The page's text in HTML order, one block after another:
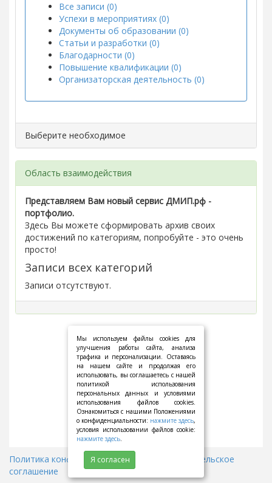
Все записи (0)
Успехи в мероприятиях (0)
Документы об образовании (0)
Статьи и разработки (0)
Благодарности (0)
Повышение квалификации (0)
Организаторская деятельность (0)
Выберите необходимое
Область взаимодействия
Представляем Вам новый сервис ДМИП.рф -
портфолио.
Здесь Вы можете сформировать архив своих
достижений по категориям, попробуйте - это очень
просто!
Записи всех категорий
Записи отсутствуют.
Политика конфиденциальности
Пользовательское
соглашение
Мы используем файлы cookies для
улучшения работы сайта, анализа
трафика и персонализации. Оставаясь
на нашем сайте и продолжая его
использовать, вы соглашаетесь с нашей
политикой использования
персональных данных и условиями
использования файлов cookies.
Ознакомиться с нашими Положениями
о конфиденциальности: нажмите здесь,
условия использовании файлов cookie:
нажмите здесь.
Я согласен